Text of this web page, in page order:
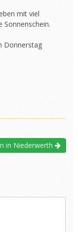
mit viel
Sonnenschein.
Donnerstag
in Niederwerth